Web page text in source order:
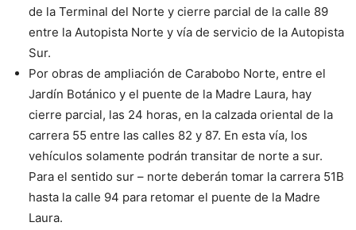
de la Terminal del Norte y cierre parcial de la calle 89
entre la Autopista Norte y vía de servicio de la Autopista
Sur.
Por obras de ampliación de Carabobo Norte, entre el
Jardín Botánico y el puente de la Madre Laura, hay
cierre parcial, las 24 horas, en la calzada oriental de la
carrera 55 entre las calles 82 y 87. En esta vía, los
vehículos solamente podrán transitar de norte a sur.
Para el sentido sur – norte deberán tomar la carrera 51B
hasta la calle 94 para retomar el puente de la Madre
Laura.